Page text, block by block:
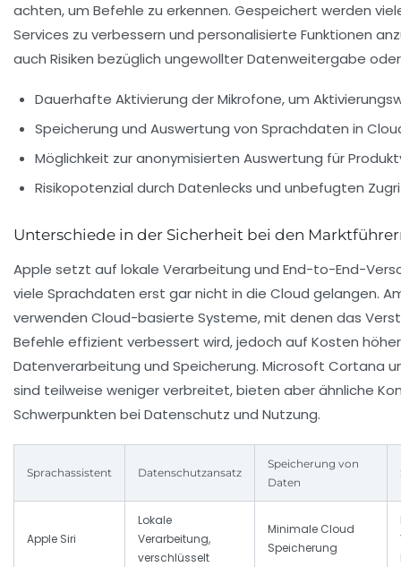
achten, um Befehle zu erkennen. Gespeichert werden
Services zu verbessern und personalisierte Funktionen
auch Risiken bezüglich ungewollter Datenweitergabe
Dauerhafte Aktivierung der Mikrofone, um
Speicherung und Auswertung von Sprachdaten in
Möglichkeit zur anonymisierten Auswertung für
Risikopotenzial durch Datenlecks und unbefugten
Unterschiede in der Sicherheit bei den
Apple setzt auf lokale Verarbeitung und End-to-End-
viele Sprachdaten erst gar nicht in die Cloud gelangen.
verwenden Cloud-basierte Systeme, mit denen das
Befehle effizient verbessert wird, jedoch auf Kosten
Datenverarbeitung und Speicherung. Microsoft Cortana
sind teilweise weniger verbreitet, bieten aber ähnliche
Schwerpunkten bei Datenschutz und Nutzung.
Sprachassistent Datenschutzansatz
Speicherung von
Daten
Apple Siri
Lokale
Verarbeitung,
verschlüsselt
Minimale Cloud
Speicherung